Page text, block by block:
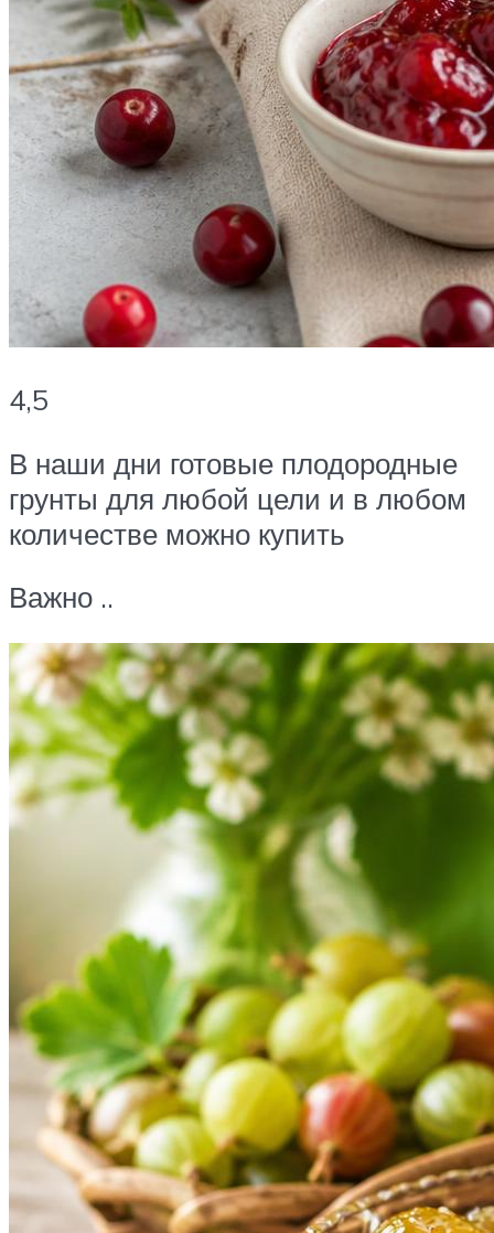
4,5
В наши дни готовые плодородные
грунты для любой цели и в любом
количестве можно купить
Важно ..